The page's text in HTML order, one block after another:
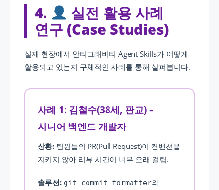
4.
실전 활용 사례
연구 (Case Studies)
실제 현장에서 안티그래비티 Agent Skills가 어떻게
활용되고 있는지 구체적인 사례를 통해 살펴봅니다.
사례 1: 김철수(38세, 판교) –
시니어 백엔드 개발자
상황: 팀원들의 PR(Pull Request)이 컨벤션을
지키지 않아 리뷰 시간이 너무 오래 걸림.
솔루션: git-commit-formatter와